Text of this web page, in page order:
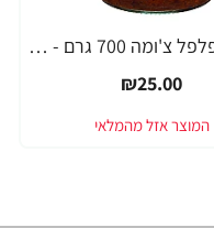
ממרח פלפל צ'ומה 700 גרם - נפטון
₪25.00